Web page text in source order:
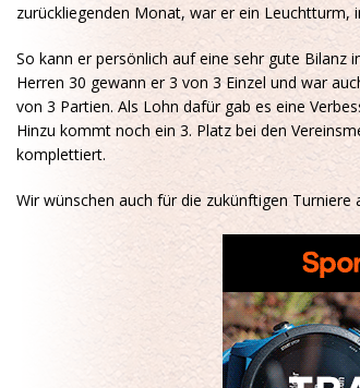
zurückliegenden Monat, war er ein Leuchtturm,
So kann er persönlich auf eine sehr gute
Herren 30 gewann er 3 von 3 Einzel und war
von 3 Partien. Als Lohn dafür gab es eine
Hinzu kommt noch ein 3. Platz bei den
komplettiert.
Wir wünschen auch für die zukünftigen Turniere